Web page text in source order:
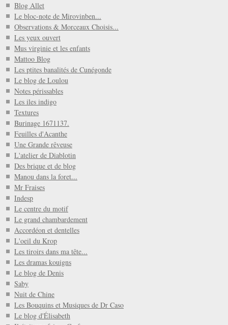
Blog Allet
Le bloc-note de Mirovinben...
Observations & Morceaux Choisis...
Les yeux ouvert
Mus virginie et les enfants
Mattoo Blog
Les ptites banalités de Cunégonde
Le blog de Loulou
Notes périssables
Les iles indigo
Textures
Burinage 1671137.
Feuilles d'Acanthe
Une Grande rêveuse
L'atelier de Diablotin
Des brique et de blog
Manou dans la foret...
Mr Fraises
Indesp
Le centre du motif
Le grand chambardement
Accordéon et dentelles
L'oeil du Krop
Les tiroirs dans ma tête...
Les dramas kouigns
Le blog de Denis
Saby
Nuit de Chine
Les Bouquins et Musiques de Dr Caso
Le blog d'Élisabeth